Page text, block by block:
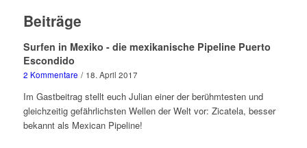
Beiträge
Surfen in Mexiko - die mexikanische Pipeline Puerto
Escondido
2 Kommentare / 18. April 2017
Im Gastbeitrag stellt euch Julian einer der berühmtesten und
gleichzeitig gefährlichsten Wellen der Welt vor: Zicatela, besser
bekannt als Mexican Pipeline!